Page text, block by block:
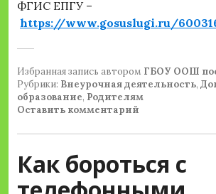
ФГИС ЕПГУ –
https://www.gosuslugi.ru/
Избранная запись автором ГБОУ ООШ
Рубрики: Внеурочная деятельность,
образование, Родителям
Оставить комментарий
Как бороться с